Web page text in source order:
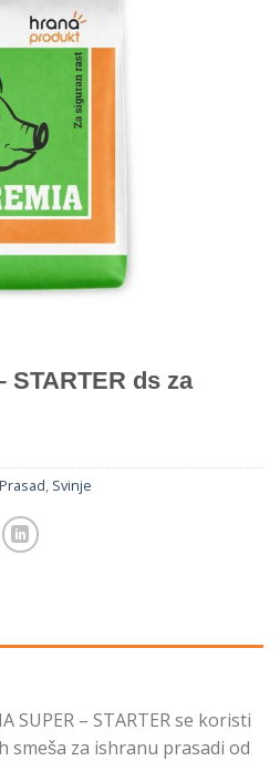
STARTER ds za
Prasad, Svinje
SUPER – STARTER se koristi
za ishranu prasadi od